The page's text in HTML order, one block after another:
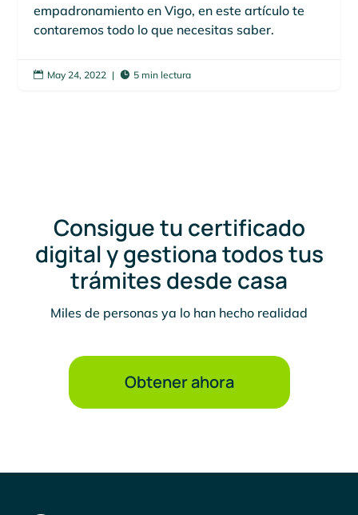
empadronamiento en Vigo, en este artículo te
contaremos todo lo que necesitas saber.
 May 24, 2022 |  5 min lectura
Consigue tu certificado
digital y gestiona todos tus
trámites desde casa
Miles de personas ya lo han hecho realidad
Obtener ahora